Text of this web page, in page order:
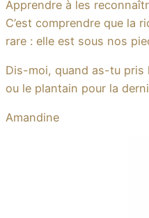
Apprendre à les
C’est comprendre que la
rare : elle est sous nos
Dis-moi, quand as-tu pris
ou le plantain pour la
Amandine